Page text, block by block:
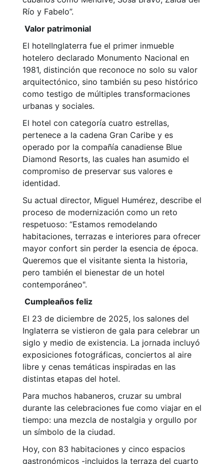
Río y Fabelo”.
Valor patrimonial
El hotelInglaterra fue el primer inmueble
hotelero declarado Monumento Nacional en
1981, distinción que reconoce no solo su valor
arquitectónico, sino también su peso histórico
como testigo de múltiples transformaciones
urbanas y sociales.
El hotel con categoría cuatro estrellas,
pertenece a la cadena Gran Caribe y es
operado por la compañía canadiense Blue
Diamond Resorts, las cuales han asumido el
compromiso de preservar sus valores e
identidad.
Su actual director, Miguel Humérez, describe el
proceso de modernización como un reto
respetuoso: “Estamos remodelando
habitaciones, terrazas e interiores para ofrecer
mayor confort sin perder la esencia de época.
Queremos que el visitante sienta la historia,
pero también el bienestar de un hotel
contemporáneo".
Cumpleaños feliz
El 23 de diciembre de 2025, los salones del
Inglaterra se vistieron de gala para celebrar un
siglo y medio de existencia. La jornada incluyó
exposiciones fotográficas, conciertos al aire
libre y cenas temáticas inspiradas en las
distintas etapas del hotel.
Para muchos habaneros, cruzar su umbral
durante las celebraciones fue como viajar en el
tiempo: una mezcla de nostalgia y orgullo por
un símbolo de la ciudad.
Hoy, con 83 habitaciones y cinco espacios
gastronómicos -incluidos la terraza del cuarto